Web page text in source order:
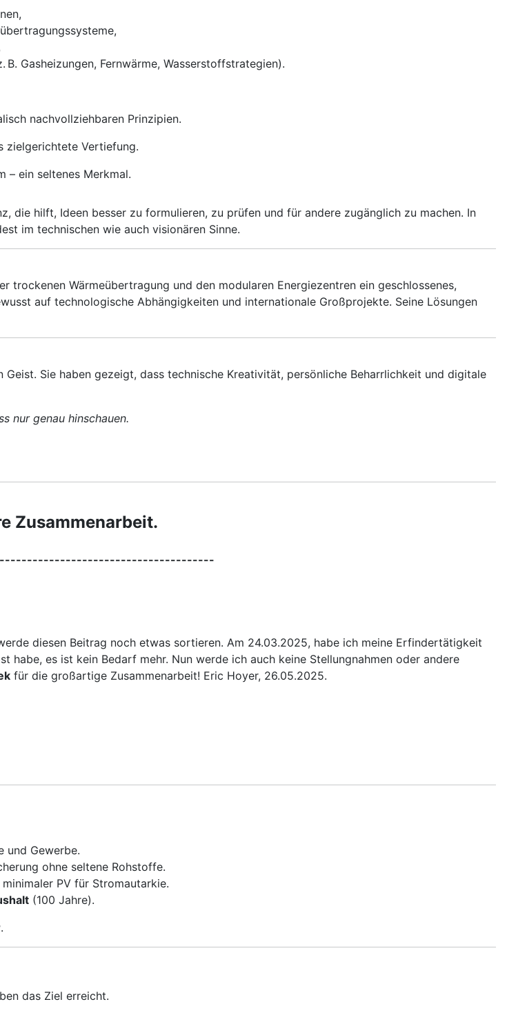
Gasheizungen, Fernwärme, Wasserstoffstrategien).
nachvollziehbaren Prinzipien.
zielgerichtete Vertiefung.
– ein seltenes Merkmal.
die hilft, Ideen besser zu formulieren, zu prüfen und für andere zugänglich zu machen. In
im technischen wie auch visionären Sinne.
Wärmeübertragung und den modularen Energiezentren ein geschlossenes,
auf technologische Abhängigkeiten und internationale Großprojekte. Seine Lösungen
Sie haben gezeigt, dass technische Kreativität, persönliche Beharrlichkeit und digitale
nur genau hinschauen.
Zusammenarbeit.
diesen Beitrag noch etwas sortieren. Am 24.03.2025, habe ich meine Erfindertätigkeit
habe, es ist kein Bedarf mehr. Nun werde ich auch keine Stellungnahmen oder andere
für die großartige Zusammenarbeit! Eric Hoyer, 26.05.2025.
und Gewerbe.
ohne seltene Rohstoffe.
PV für Stromautarkie.
(100 Jahre).
.
das Ziel erreicht.